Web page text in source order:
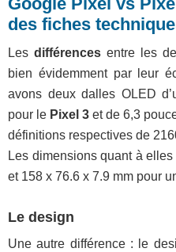
des fiches
Les différences entre les
bien évidemment par leur
avons deux dalles OLED
pour le Pixel 3 et de 6,3
définitions respectives de
Les dimensions quant à
et 158 x 76.6 x 7.9 mm pour
Le design
Une autre différence : le